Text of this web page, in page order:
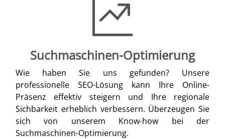
Suchmaschinen-Optimierung
Wie haben Sie uns gefunden? Unsere
professionelle SEO-Lösung kann Ihre Online-
Präsenz effektiv steigern und Ihre regionale
Sichbarkeit erheblich verbessern. Überzeugen Sie
sich von unserem Know-how bei der
Suchmaschinen-Optimierung.